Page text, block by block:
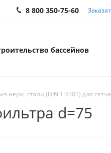
8 800 350-75-60
бассейнов
нерж. стали (DIN 1.4301) для
d=75